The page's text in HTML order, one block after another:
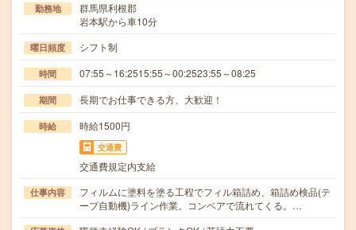
勤務地
群馬県利根郡
岩本駅から車10分
曜日頻度 シフト制
時間 07:55～16:2515:55～00:2523:55～08:25
期間 長期でお仕事できる方、大歓迎！
時給 時給1500円
交通費
交通費規定内支給
仕事内容
フィルムに塗料を塗る工程でフィル箱詰め、箱詰め検品(テ
ープ自動機)ライン作業。コンベアで流れてくる。…